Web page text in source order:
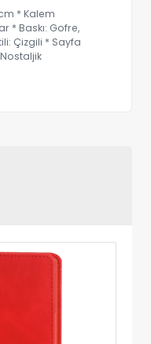
* Kalem
* Baskı: Gofre,
Çizgili * Sayfa
Nostaljik